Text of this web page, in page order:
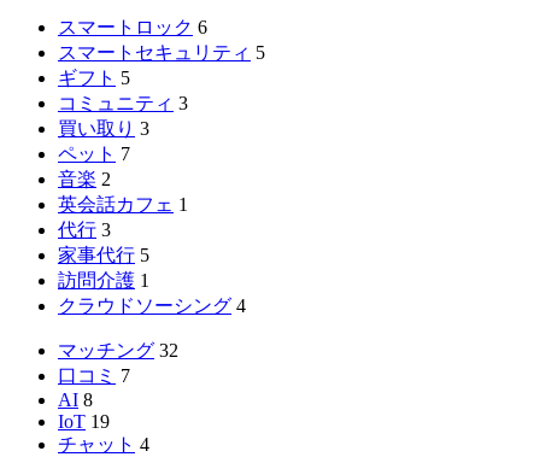
スマートロック 6
スマートセキュリティ 5
ギフト 5
コミュニティ 3
買い取り 3
ペット 7
音楽 2
英会話カフェ 1
代行 3
家事代行 5
訪問介護 1
クラウドソーシング 4
マッチング 32
口コミ 7
AI 8
IoT 19
チャット 4